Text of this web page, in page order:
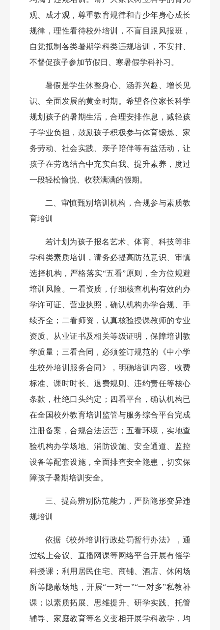
观、成才观，尊重教育规律和青少年身心成长
规律，理性看待校外培训，不盲目跟风报班，
自觉抵制各类暑期学科类违规培训，不安排、
不督促孩子参加节假日、寒暑假学科补习。
暑假是学生休整身心、涵养兴趣、增长见
识、全面发展的黄金时期。希望各位家长科学
规划孩子的暑期生活，合理安排作息，减轻孩
子学业负担，鼓励孩子积极参与体育锻炼、家
务劳动、社会实践、亲子陪伴等有益活动，让
孩子在劳逸结合中充实自我、提升素养，度过
一段轻松愉悦、收获满满的假期。
二、审慎甄别培训机构，合规参与素质教
育培训
若计划为孩子报名艺术、体育、科技等非
学科类素质培训，请务必提高防范意识、审慎
选择机构，严格落实“五看”原则，全方位规避
培训风险。一看资质，仔细核查机构有效的办
学许可证、营业执照，确认机构办学合规、手
续齐全；二看师资，认真核验授课教师的专业
资质、从业证书及相关等级证明，保障培训教
学质量；三看合同，必须签订规范的《中小学
生校外培训服务合同》，明确培训内容、收费
标准、课时时长、退费规则、违约责任等核心
条款，杜绝口头约定；四看平台，确认机构已
在全国校外教育培训监管与服务综合平台完成
注册备案，合规合法运营；五看环境，实地查
验机构办学场地、消防设施、安全通道、监控
设备等配套设施，全面排查安全隐患，切实保
障孩子暑期培训安全。
三、提高辨别防范能力，严防隐形变异违
规培训
依据《校外培训行政处罚暂行办法》，通
过线上会议、直播网课等网络平台开展有偿学
科授课；利用居民住宅、商铺、酒店、休闲场
所等隐蔽场地，开展“一对一”“一对多”私教补
课；以素质拓展、思维提升、研学实践、托管
辅导、家庭教育等名义变相开展学科教学，均